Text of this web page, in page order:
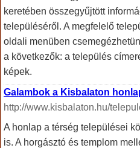
keretében összegyűjtött
településéről. A megfelelő
oldali menüben
a következők: a település
képek.
Galambok a Kisbalaton
http://www.kisbalaton.hu/
A honlap a térség települései
is. A horgásztó és templom